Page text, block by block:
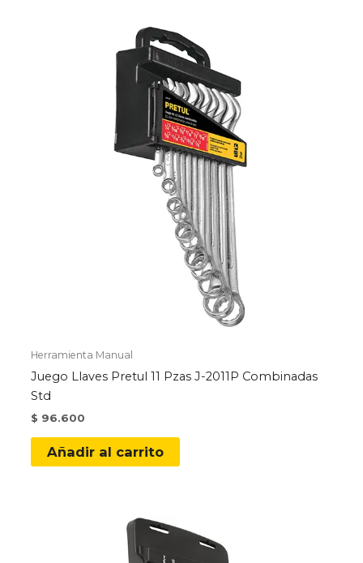
Herramienta Manual
Juego Llaves Pretul 11 Pzas J-2011P Combinadas
Std
$ 96.600
Añadir al carrito